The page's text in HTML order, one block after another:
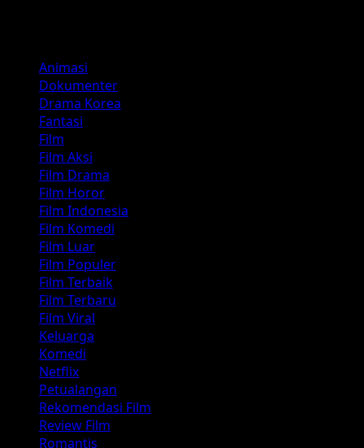
Animasi
Dokumenter
Drama Korea
Fantasi
Film
Film Aksi
Film Drama
Film Horor
Film Indonesia
Film Komedi
Film Luar
Film Populer
Film Terbaik
Film Terbaru
Film Viral
Keluarga
Komedi
Netflix
Petualangan
Rekomendasi Film
Review Film
Romantis